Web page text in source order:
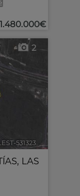
1.480.000€
2
531323 🔗
, LAS